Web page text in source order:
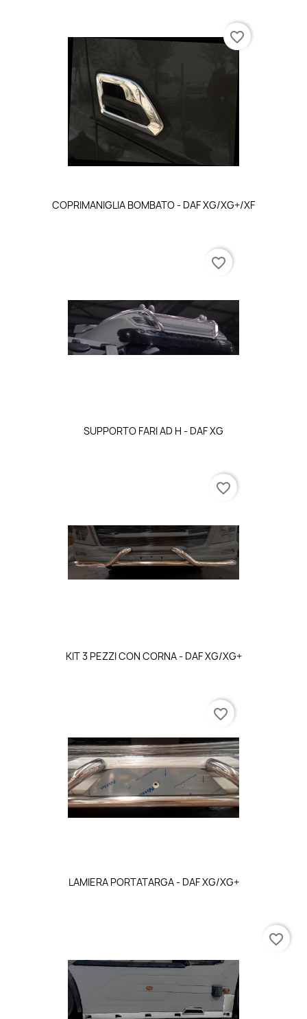
COPRIMANIGLIA BOMBATO - DAF XG/XG+/XF
favorite_border
SUPPORTO FARI AD H - DAF XG
favorite_border
KIT 3 PEZZI CON CORNA - DAF XG/XG+
favorite_border
LAMIERA PORTATARGA - DAF XG/XG+
favorite_border
favorite_border